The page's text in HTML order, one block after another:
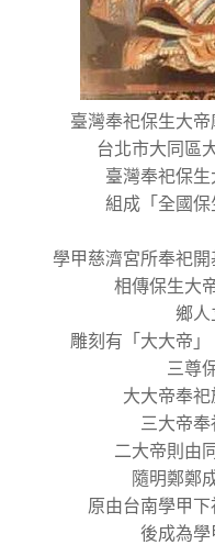
臺灣奉祀保生大
台北市大同區
臺灣奉祀保
組成「全國保
學甲慈濟宮所奉祀
相傳保生大
鄉人
雕刻有「大大帝」
三尊
大大帝奉祀
三大帝奉
二大帝則由
隨明鄭鄭
原由台南學甲
後成為學